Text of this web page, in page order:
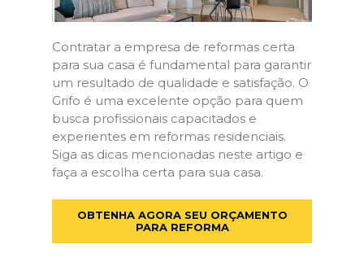
Contratar a empresa de reformas certa
para sua casa é fundamental para garantir
um resultado de qualidade e satisfação. O
Grifo é uma excelente opção para quem
busca profissionais capacitados e
experientes em reformas residenciais.
Siga as dicas mencionadas neste artigo e
faça a escolha certa para sua casa.
OBTENHA AGORA SEU ORÇAMENTO
PARA REFORMA